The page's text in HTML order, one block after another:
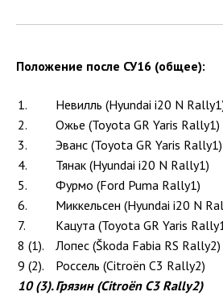
Положение после СУ16 (общее):
1. Невилль (Hyundai i20 N
2.
Ожье (Toyota GR Yaris Rally1)
3.
Эванс (Toyota GR Yaris Rally1)
4.
Тянак (Hyundai i20 N Rally1)
5.
Фурмо (Ford Puma Rally1)
6.
Миккельсен (Hyundai i20 N
7.
Кацута (Toyota GR Yaris
8 (1).
Лопес (Škoda Fabia RS Rally2)
9 (2).
Россель (Citroën C3 Rally2)
10 (3).Грязин (Citroën C3 Rally2)